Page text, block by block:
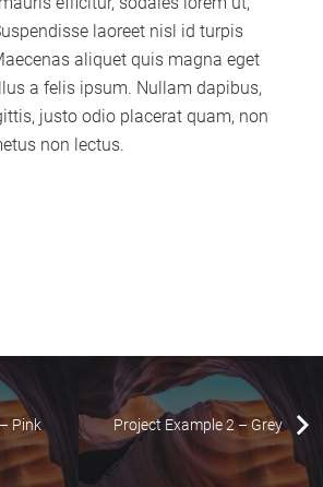
laoreet nisl id turpis
aliquet quis magna eget
a felis ipsum. Nullam dapibus,
justo odio placerat quam, non
non lectus.
Pink Project Example 2 – Grey